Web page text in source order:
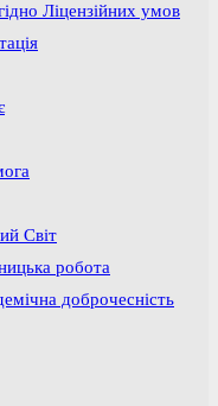
Ліцензійних умов
Світ
робота
доброчесність